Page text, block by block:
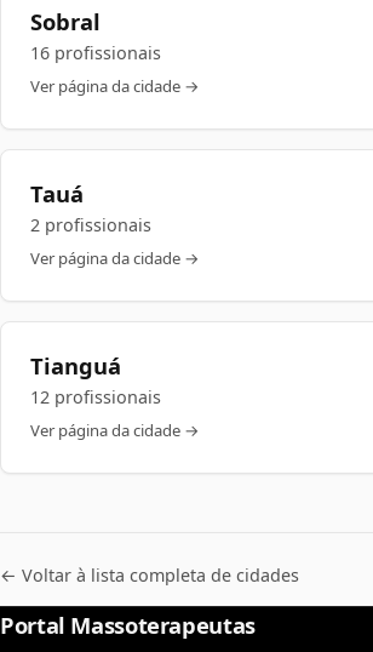
Sobral
16 profissionais
Ver página da cidade →
Tauá
2 profissionais
Ver página da cidade →
Tianguá
12 profissionais
Ver página da cidade →
← Voltar à lista completa de cidades
Portal Massoterapeutas